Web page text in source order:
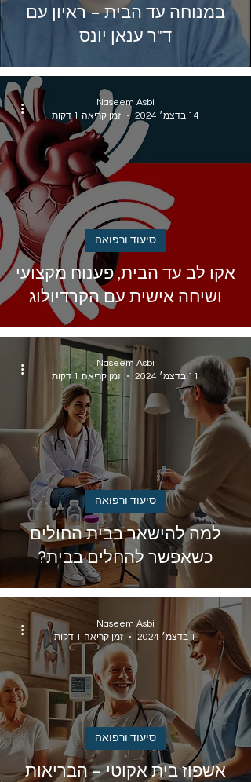
במנוחה עד הבית – ראיון עם
ד"ר ענאן יונס
אקו לב עד הבית, פענוח מקצועי
ושיחה אישית עם הקרדיולוג
סיעוד ורפואה
Naseem Asbi
14 בדצמ׳ 2024
זמן קריאה 1 דקות
למה להישאר בבית החולים
כשאפשר להחלים בבית?
סיעוד ורפואה
Naseem Asbi
11 בדצמ׳ 2024
זמן קריאה 1 דקות
אשפוז בית אקוטי – הבריאות
סיעוד ורפואה
Naseem Asbi
1 בדצמ׳ 2024
זמן קריאה 1 דקות